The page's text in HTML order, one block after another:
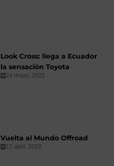
Look Cross: llega a Ecuador
la sensación Toyota
24 mayo, 2022
Vuelta al Mundo Offroad
12 abril, 2022